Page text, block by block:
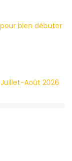
bien débuter
Août 2026